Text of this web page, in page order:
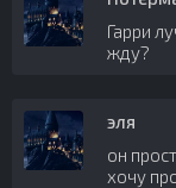
Гарри
жду?
эля
он
хочу